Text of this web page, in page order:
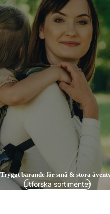
Tryggt bärande för små & stora
Utforska sortimentet